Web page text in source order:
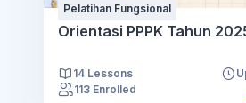
Pelatihan Fungsional
Orientasi PPPK Tahun
14 Lessons
113 Enrolled